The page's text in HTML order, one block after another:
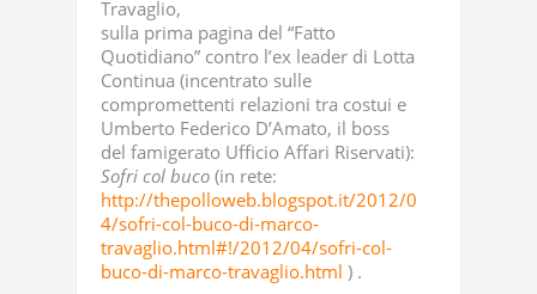
Travaglio,
sulla prima pagina del “Fatto
Quotidiano” contro l’ex leader di Lotta
Continua (incentrato sulle
compromettenti relazioni tra costui e
Umberto Federico D’Amato, il boss
del famigerato Ufficio Affari Riservati):
Sofri col buco (in rete:
http://thepolloweb.blogspot.it/2012/0
4/sofri-col-buco-di-marco-
travaglio.html#!/2012/04/sofri-col-
buco-di-marco-travaglio.html ) .